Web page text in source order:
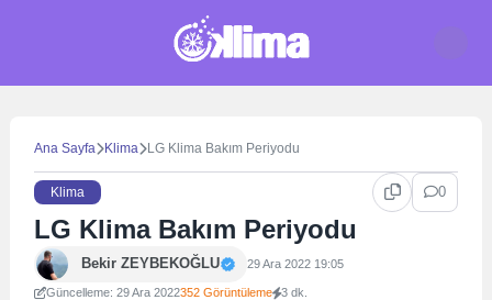
Ana Sayfa Klima LG Klima Bakım Periyodu
Klima 0
LG Klima Bakım Periyodu
Bekir ZEYBEKOĞLU 29 Ara 2022 19:05
Güncelleme: 29 Ara 2022352 Görüntüleme 3 dk.